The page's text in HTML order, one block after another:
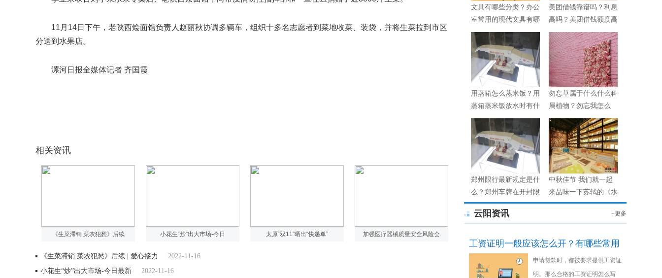
11月14日下午，老陕西烩面馆负责人赵丽秋协调多辆车，组织十多名志愿者到菜地收菜、装袋，并将生菜拉到市区
分送到水果店。
漯河日报全媒体记者 齐国霞
相关资讯
《生菜滞销 菜农犯愁》后续 小花生“炒”出大市场-今日 太原“双11”晒出“快递单” 加强医疗器械质量安全风险会
《生菜滞销 菜农犯愁》后续 | 爱心接力
2022-11-16
小花生“炒”出大市场-今日最新
2022-11-16
文具有哪些分类？办公
室常用的现代文具有哪
些？
美团借钱靠谱吗？利息
高吗？美团借钱额度高
不高？
用蒸箱怎么蒸米饭？用
蒸箱蒸米饭放水时有什
么技巧？
勿忘草属于什么什么科
属植物？勿忘我怎么
养？
郑州限行最新规定是什
么？郑州车牌在开封限
行吗？
中秋佳节 我们就一起
来品味一下苏轼的《水
调歌头》
云阳资讯 +更多
工资证明一般应该怎么开？有哪些常用
的范本？
申请贷款时，都被要求提供工资证
明。那么合格的工资证明怎么写